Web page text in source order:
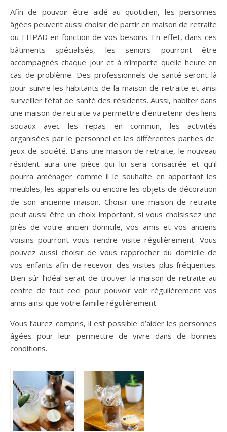
Afin de pouvoir être aidé au quotidien, les personnes
âgées peuvent aussi choisir de partir en maison de retraite
ou EHPAD en fonction de vos besoins. En effet, dans ces
bâtiments spécialisés, les seniors pourront être
accompagnés chaque jour et à n’importe quelle heure en
cas de problème. Des professionnels de santé seront là
pour suivre les habitants de la maison de retraite et ainsi
surveiller l’état de santé des résidents. Aussi, habiter dans
une maison de retraite va permettre d’entretenir des liens
sociaux avec les repas en commun, les activités
organisées par le personnel et les différentes parties de
jeux de société. Dans une maison de retraite, le nouveau
résident aura une pièce qui lui sera consacrée et qu’il
pourra aménager comme il le souhaite en apportant les
meubles, les appareils ou encore les objets de décoration
de son ancienne maison. Choisir une maison de retraite
peut aussi être un choix important, si vous choisissez une
près de votre ancien domicile, vos amis et vos anciens
voisins pourront vous rendre visite régulièrement. Vous
pouvez aussi choisir de vous rapprocher du domicile de
vos enfants afin de recevoir des visites plus fréquentes.
Bien sûr l’idéal serait de trouver la maison de retraite au
centre de tout ceci pour pouvoir voir régulièrement vos
amis ainsi que votre famille régulièrement.
Vous l’aurez compris, il est possible d’aider les personnes
âgées pour leur permettre de vivre dans de bonnes
conditions.